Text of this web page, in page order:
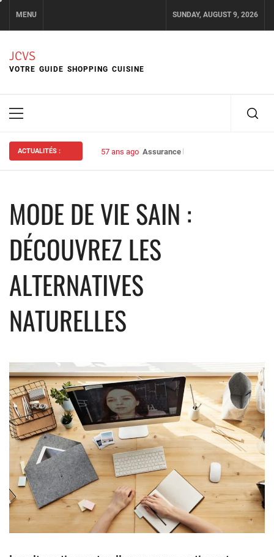
content
MENU SUNDAY, AUGUST 9, 2026
JCVS
VOTRE GUIDE SHOPPING CUISINE
Primary
ACTUALITÉS : 57 ans ago Assurance habitation : bien choisir
MODE DE VIE SAIN :
DÉCOUVREZ LES
ALTERNATIVES
NATURELLES